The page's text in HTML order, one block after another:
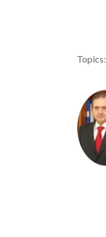
Topics: